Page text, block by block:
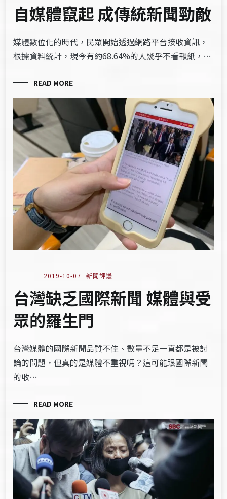
自媒體竄起 成傳統新聞勁敵
媒體數位化的時代，民眾開始透過網路平台接收資訊，
根據資料統計，現今有約68.64%的人幾乎不看報紙，…
READ MORE
2019-10-07 新聞評議
台灣缺乏國際新聞 媒體與受
眾的羅生門
台灣媒體的國際新聞品質不佳、數量不足一直都是被討
論的問題，但真的是媒體不重視嗎？這可能跟國際新聞
的收…
READ MORE